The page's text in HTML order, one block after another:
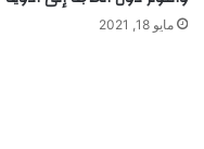
مايو 18, 2021